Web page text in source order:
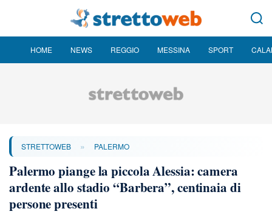
HOME NEWS REGGIO MESSINA SPORT
STRETTOWEB » PALERMO
Palermo piange la piccola Alessia: camera
ardente allo stadio “Barbera”, centinaia di
persone presenti